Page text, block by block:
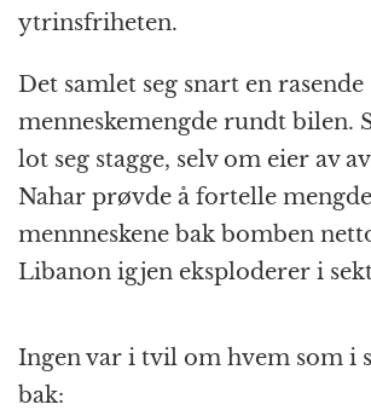
ytrinsfriheten.
Det samlet seg snart en rasende
menneskemengde rundt bilen.
lot seg stagge, selv om eier av
Nahar prøvde å fortelle
mennneskene bak bomben
Libanon igjen eksploderer i
Ingen var i tvil om hvem som i
bak: